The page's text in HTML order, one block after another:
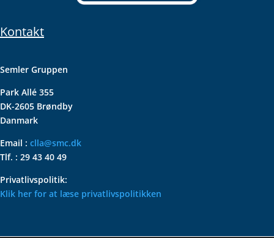
Kontakt
Semler Gruppen
Park Allé 355
DK-2605 Brøndby
Danmark
Email : clla@smc.dk
Tlf. : 29 43 40 49
Privatlivspolitik:
Klik her for at læse privatlivspolitikken